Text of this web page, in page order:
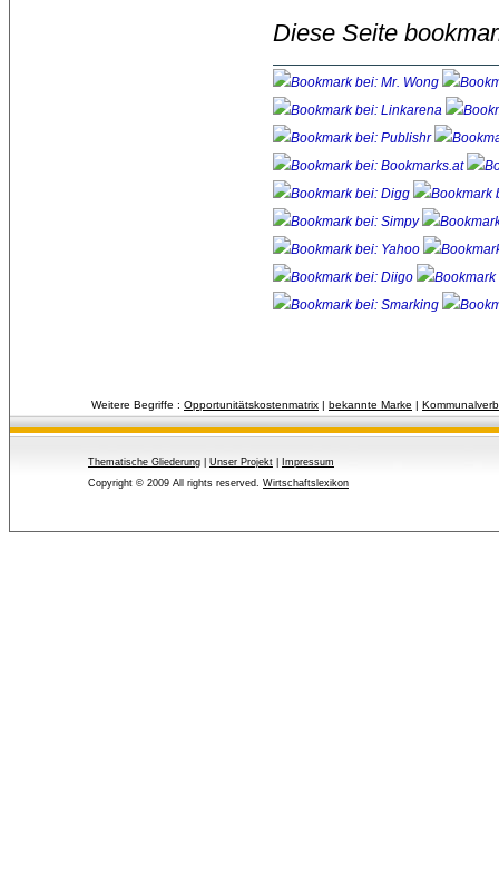
Diese Seite
Weitere Begriffe : Opportunitätskostenmatrix | bekannte Marke |
Thematische Gliederung Unser Projekt
Impressum
Copyright © 2009 All rights reserved. Wirtschaftslexikon